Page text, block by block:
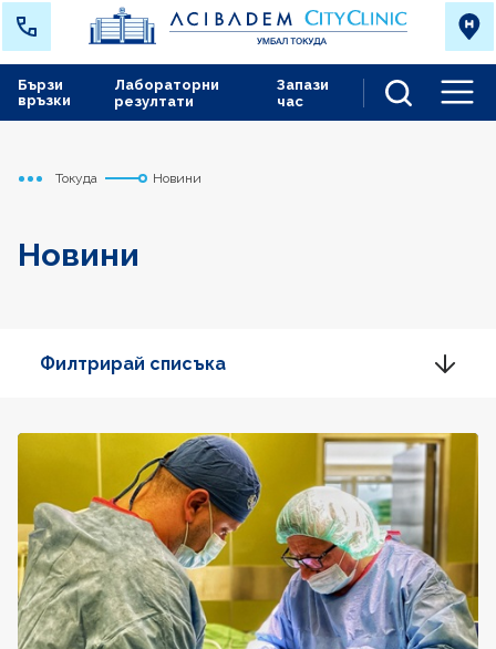
Лабораторни
резултати
Запази
час
Бързи
връзки
Начало
Токуда Новини
Новини
Филтрирай списъка